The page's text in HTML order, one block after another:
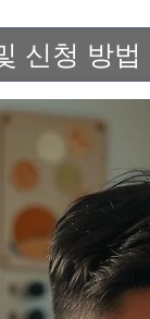
신청 방법